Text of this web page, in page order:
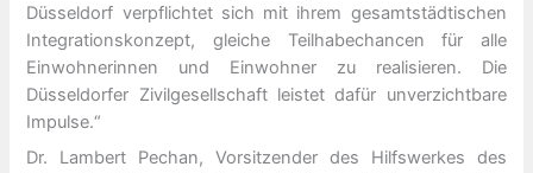
Düsseldorf verpflichtet sich mit ihrem gesamtstädtischen
Integrationskonzept, gleiche Teilhabechancen für alle
Einwohnerinnen und Einwohner zu realisieren. Die
Düsseldorfer Zivilgesellschaft leistet dafür unverzichtbare
Impulse.“
Dr. Lambert Pechan, Vorsitzender des Hilfswerkes des